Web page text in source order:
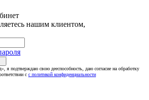
нашим клиентом,
я подтверждаю свою дееспособность, даю согласие на обработку
с с политикой конфиденциальности